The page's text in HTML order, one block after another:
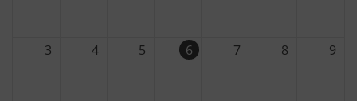
3 4 5 6 7 8 9